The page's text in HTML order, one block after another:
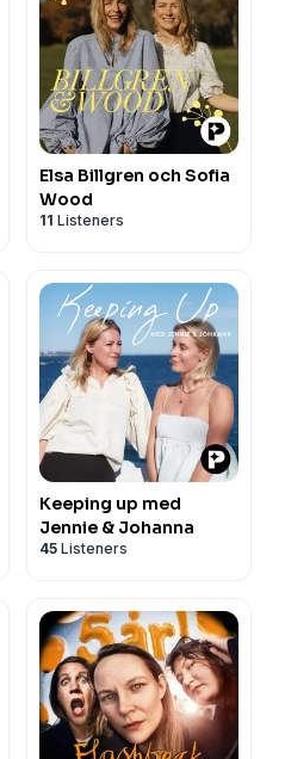
Elsa Billgren och Sofia
Wood
11 Listeners
Keeping up med
Jennie & Johanna
45 Listeners